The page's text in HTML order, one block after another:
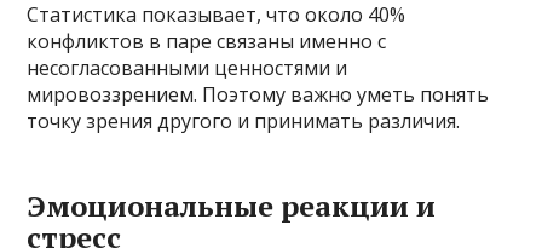
Статистика показывает, что около 40%
конфликтов в паре связаны именно с
несогласованными ценностями и
мировоззрением. Поэтому важно уметь понять
точку зрения другого и принимать различия.
Эмоциональные реакции и
стресс